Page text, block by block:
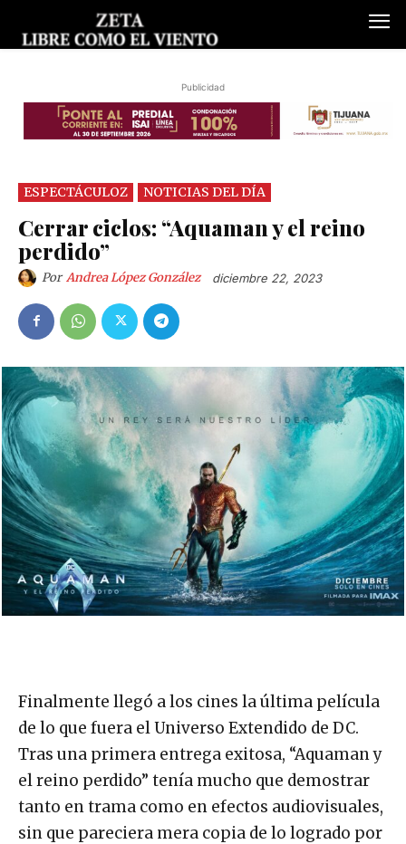
Publicidad
ESPECTÁCULOZ NOTICIAS DEL DÍA
Cerrar ciclos: “Aquaman y el reino
perdido”
Por Andrea López González diciembre 22, 2023
Finalmente llegó a los cines la última película
de lo que fuera el Universo Extendido de DC.
Tras una primera entrega exitosa, “Aquaman y
el reino perdido” tenía mucho que demostrar
tanto en trama como en efectos audiovisuales,
sin que pareciera mera copia de lo logrado por